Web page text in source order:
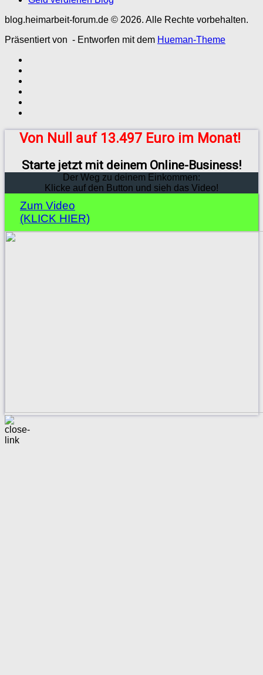
blog.heimarbeit-forum.de © 2026. Alle Rechte vorbehalten.
Präsentiert von - Entworfen mit dem Hueman-Theme
Von Null auf 13.497 Euro im Monat!
Starte jetzt mit deinem Online-Business!
Der Weg zu deinem Einkommen:
Klicke auf den Button und sieh das Video!
Zum Video
(KLICK HIER)